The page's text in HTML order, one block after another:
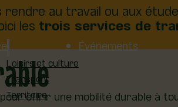
Loisirs et culture
Transport
Territoire
Événements
au travail ou aux
les trois services de
offrir une mobilité durable à